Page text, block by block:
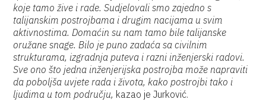
koje tamo žive i rade. Sudjelovali smo zajedno s
talijanskim postrojbama i drugim nacijama u svim
aktivnostima. Domaćin su nam tamo bile talijanske
oružane snage. Bilo je puno zadaća sa civilnim
strukturama, izgradnja puteva i razni inženjerski radovi.
Sve ono što jedna inženjerijska postrojba može napraviti
da poboljša uvjete rada i života, kako postrojbi tako i
ljudima u tom području, kazao je Jurković.